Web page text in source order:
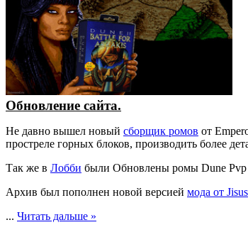
Обновление сайта.
Не давно вышел новый сборщик ромов от
простреле горных блоков, производить более
Так же в Лобби были Обновлены ромы Dune Pvp
Архив был пополнен новой версией мода от Jisus
... Читать дальше »